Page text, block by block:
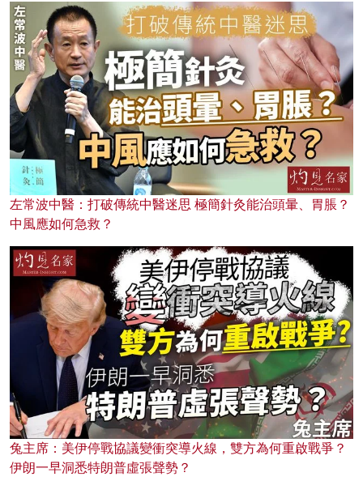
左常波中醫：打破傳統中醫迷思 極簡針灸能治頭暈、胃脹？
中風應如何急救？
兔主席：美伊停戰協議變衝突導火線，雙方為何重啟戰爭？
伊朗一早洞悉特朗普虛張聲勢？